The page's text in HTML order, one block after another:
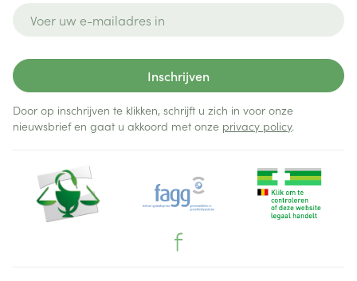
Inschrijven
Door op inschrijven te klikken, schrijft u zich in voor onze
nieuwsbrief en gaat u akkoord met onze privacy policy.